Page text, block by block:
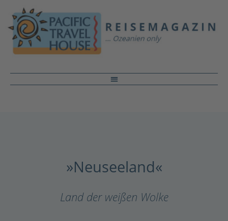
»Neuseeland«
Land der weißen Wolke